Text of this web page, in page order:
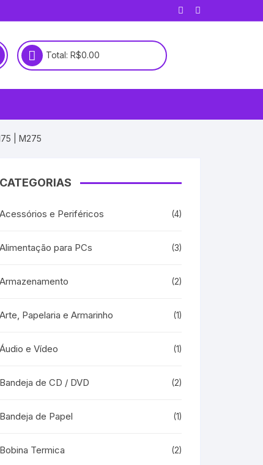
Total: R$0.00
| M275
CATEGORIAS
Acessórios e Periféricos (4)
Alimentação para PCs (3)
Armazenamento (2)
Arte, Papelaria e Armarinho (1)
Áudio e Vídeo (1)
Bandeja de CD / DVD (2)
Bandeja de Papel (1)
Bobina Termica (2)